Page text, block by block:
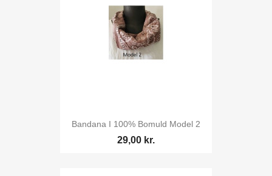
Bandana I 100% Bomuld Model 2
29,00 kr.